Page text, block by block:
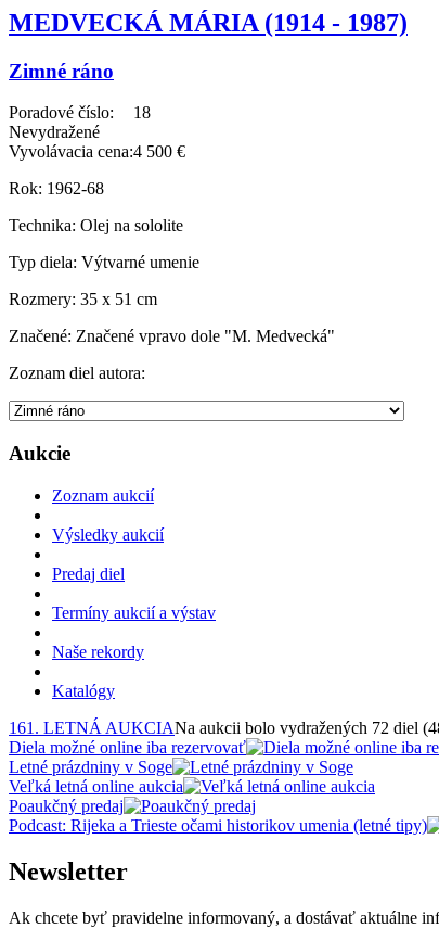
MEDVECKÁ MÁRIA (1914 - 1987)
Zimné ráno
Poradové číslo:
18
Nevydražené
Vyvolávacia cena:4 500 €
Rok: 1962-68
Technika: Olej na sololite
Typ diela: Výtvarné umenie
Rozmery: 35 x 51 cm
Značené: Značené vpravo dole "M. Medvecká"
Zoznam diel autora:
Aukcie
Zoznam aukcií
Výsledky aukcií
Predaj diel
Termíny aukcií a výstav
Naše rekordy
Katalógy
161. LETNÁ AUKCIANa aukcii bolo vydražených 72 diel
Diela možné online iba rezervovať
Letné prázdniny v Soge
Veľká letná online aukcia
Poaukčný predaj
Podcast: Rijeka a Trieste očami historikov umenia (letné tipy)
Newsletter
Ak chcete byť pravidelne informovaný, a dostávať aktuálne